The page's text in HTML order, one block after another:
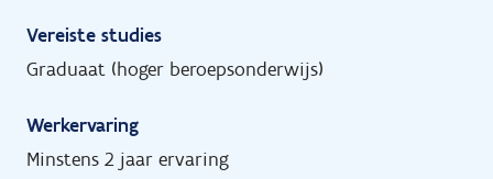
Vereiste studies
Graduaat (hoger beroepsonderwijs)
Werkervaring
Minstens 2 jaar ervaring